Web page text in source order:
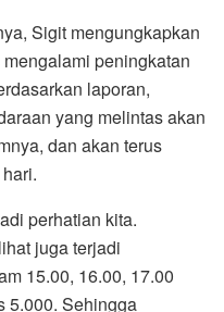
Sigit mengungkapkan
peningkatan
laporan,
yang melintas akan
dan akan terus
perhatian kita.
juga terjadi
15.00, 16.00, 17.00
5.000. Sehingga